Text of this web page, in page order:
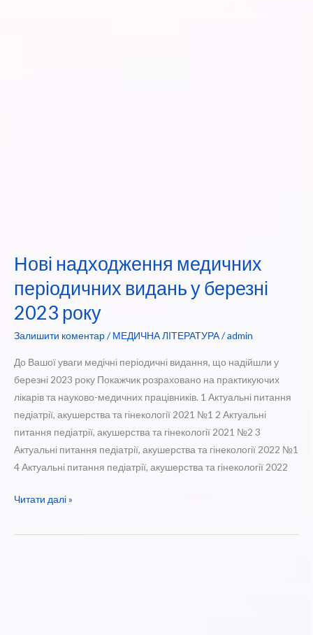
Нові надходження медичних
періодичних видань у березні
2023 року
Залишити коментар/ МЕДИЧНА ЛІТЕРАТУРА/admin
До Вашої уваги медічні періодичні видання, що надійшли у
березні 2023 року Покажчик розраховано на практикуючих
лікарів та науково-медичних працівників. 1 Актуальні питання
педіатрії, акушерства та гінекології 2021 №1 2 Актуальні
питання педіатрії, акушерства та гінекології 2021 №2 3
Актуальні питання педіатрії, акушерства та гінекології 2022 №1
4 Актуальні питання педіатрії, акушерства та гінекології 2022
Нові
медичних
Читати далі »